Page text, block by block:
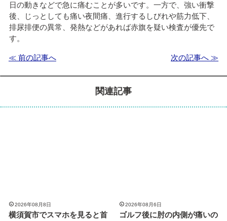
日の動きなどで急に痛むことが多いです。一方で、強い衝撃
後、じっとしても痛い夜間痛、進行するしびれや筋力低下、
排尿排便の異常、発熱などがあれば赤旗を疑い検査が優先で
す。
≪ 前の記事へ 次の記事へ ≫
関連記事
2026年08月8日
横須賀市でスマホを見ると首
2026年08月6日
ゴルフ後に肘の内側が痛いの